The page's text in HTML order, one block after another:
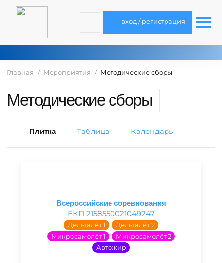
вход / регистрация
Главная Мероприятия Методические сборы
Методические сборы
Плитка Таблица Календарь
Всероссийские соревнования
ЕКП 2158550021049247
Дельталёт 1
Дельталёт 2
Микросамолёт 1
Микросамолёт 2
Автожир